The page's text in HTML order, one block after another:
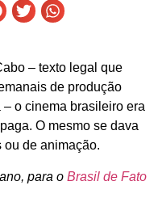
– texto legal que
de produção
o cinema brasileiro era
O mesmo se dava
ou de animação.
para o Brasil de Fato